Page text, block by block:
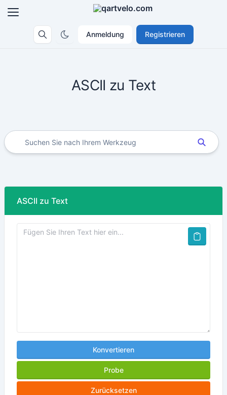
Anmeldung Registrieren
ASCII zu Text
ASCII zu Text
Konvertieren
Probe
Zurücksetzen